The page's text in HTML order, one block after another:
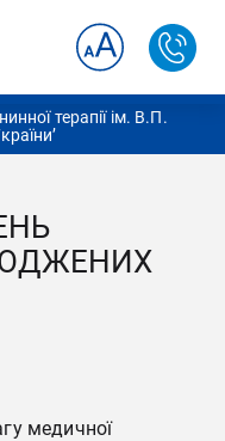
терапії ім. В.П.
медичної